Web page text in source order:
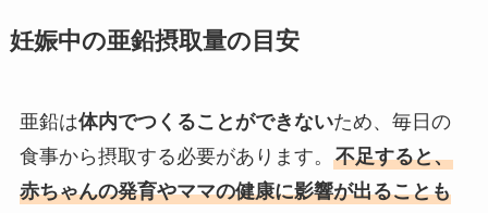
妊娠中の亜鉛摂取量の目安
亜鉛は体内でつくることができないため、毎日の
食事から摂取する必要があります。 不足すると、
赤ちゃんの発育やママの健康に影響が出ることも